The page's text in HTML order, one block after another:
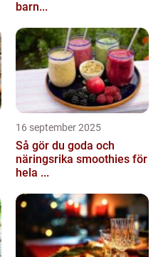
barn...
16 september 2025
Så gör du goda och
näringsrika smoothies för
hela ...